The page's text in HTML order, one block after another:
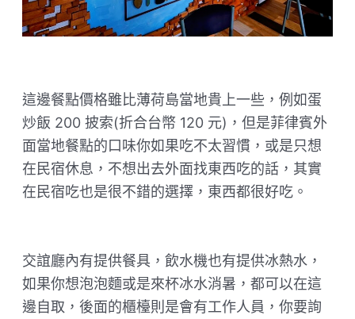
這邊餐點價格雖比薄荷島當地貴上一些，例如蛋
炒飯 200 披索(折合台幣 120 元)，但是菲律賓外
面當地餐點的口味你如果吃不太習慣，或是只想
在民宿休息，不想出去外面找東西吃的話，其實
在民宿吃也是很不錯的選擇，東西都很好吃。
交誼廳內有提供餐具，飲水機也有提供冰熱水，
如果你想泡泡麵或是來杯冰水消暑，都可以在這
邊自取，後面的櫃檯則是會有工作人員，你要詢